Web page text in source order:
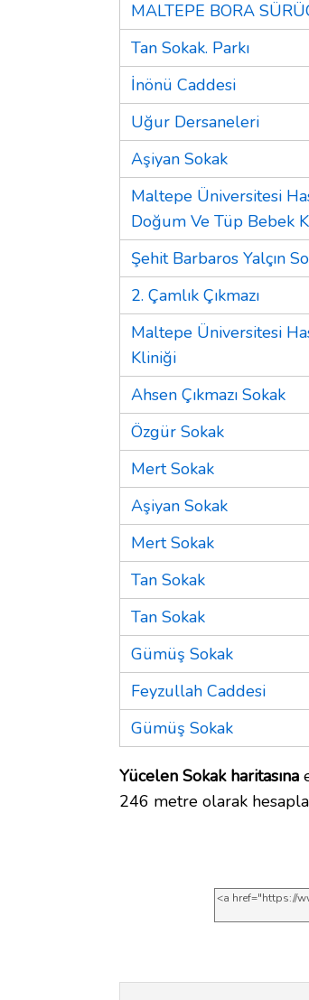
MALTEPE BORA
Tan Sokak. Parkı
İnönü Caddesi
Uğur Dersaneleri
Aşiyan Sokak
Maltepe Üniversitesi
Doğum Ve Tüp Bebek
Şehit Barbaros Yalçın
2. Çamlık Çıkmazı
Maltepe Üniversitesi
Kliniği
Ahsen Çıkmazı Sokak
Özgür Sokak
Mert Sokak
Aşiyan Sokak
Mert Sokak
Tan Sokak
Tan Sokak
Gümüş Sokak
Feyzullah Caddesi
Gümüş Sokak
Yücelen Sokak haritasına
246 metre olarak